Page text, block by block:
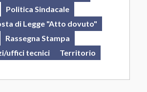
Politica Sindacale
di Legge "Atto dovuto"
Rassegna Stampa
uffici tecnici
Territorio